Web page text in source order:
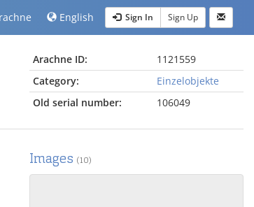
English Sign In Sign Up
Arachne ID:
1121559
Category:
Einzelobjekte
Old serial number:
106049
Images (10)